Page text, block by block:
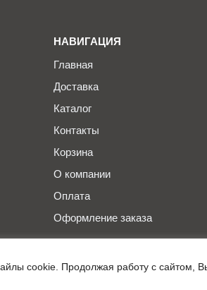
cookie. Продолжая работу с сайтом,
НАВИГАЦИЯ
Главная
Доставка
Каталог
Контакты
Корзина
О компании
Оплата
Оформление заказа
Информация, представленная на